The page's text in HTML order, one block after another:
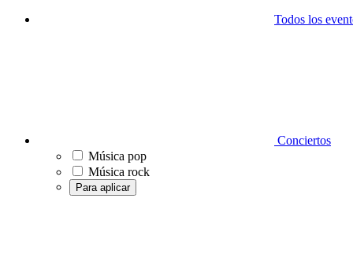
Todos los
Conciertos
Música pop
Música rock
Para aplicar